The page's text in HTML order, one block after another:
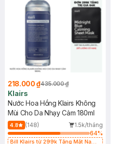
218.000 ₫435.000 ₫
Klairs
Nước Hoa Hồng Klairs Không
Mùi Cho Da Nhạy Cảm 180ml
4.8 (148)
1.5k/tháng
64%
Bill Klairs từ 299k Tặng Mặt Nạ